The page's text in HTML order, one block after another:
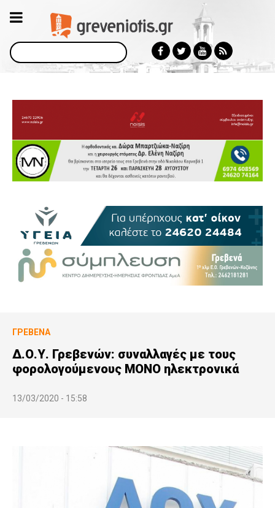
Αναζήτηση
ΓΡΕΒΕΝΆ
Δ.Ο.Υ. Γρεβενών: συναλλαγές με τους
φορολογούμενους MONO ηλεκτρονικά
13/03/2020 - 15:58